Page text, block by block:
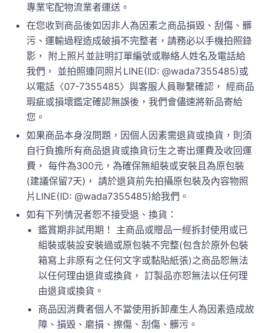
專業宅配物流業者運送。
在您收到商品後如因非人為因素之商品損毀、刮傷、髒
污、運輸過程造成破損不完整者，請務必以手機拍照錄
影， 附上照片並註明訂單編號或聯絡人姓名及電話給
我們， 並拍照連同照片LINE(ID: @wada7355485)或
以電話〈07-7355485〉與客服人員聯繫確認， 經商品
瑕疵或損壞鑑定確認無誤後，我們會儘速將新品寄給
您。
如果商品本身沒問題，因個人因素需退貨或換貨，則須
自行負擔所有商品退貨或換貨衍生之寄出運費及收回運
費， 每件為300元，為確保無組裝或安裝且為原包裝
(建議保留7天)， 請於退貨前先拍攝原包裝及內容物照
片LINE(ID: @wada7355485)給我們。
如有下列情況者恕不接受退、換貨：
鑑賞期非試用期！ 主商品或贈品一經拆封使用或已
組裝或裝設安裝過或原包裝不完整(包含於原外包裝
箱寫上非原有之任何文字或黏貼紙張)之商品恕無法
以任何理由退貨或換貨， 訂製品亦恕無法以任何理
由退貨或換貨。
商品因消費者個人不當使用拆卸產生人為因素造成故
障、損毀、磨損、擦傷、刮傷、髒污。